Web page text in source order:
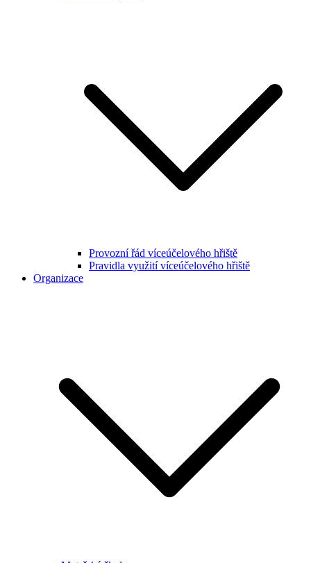
Provozní řád víceúčelového hřiště
Pravidla využití víceúčelového hřiště
Organizace